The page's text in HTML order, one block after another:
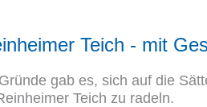
Teich - mit
gab es, sich auf die
Teich zu radeln.